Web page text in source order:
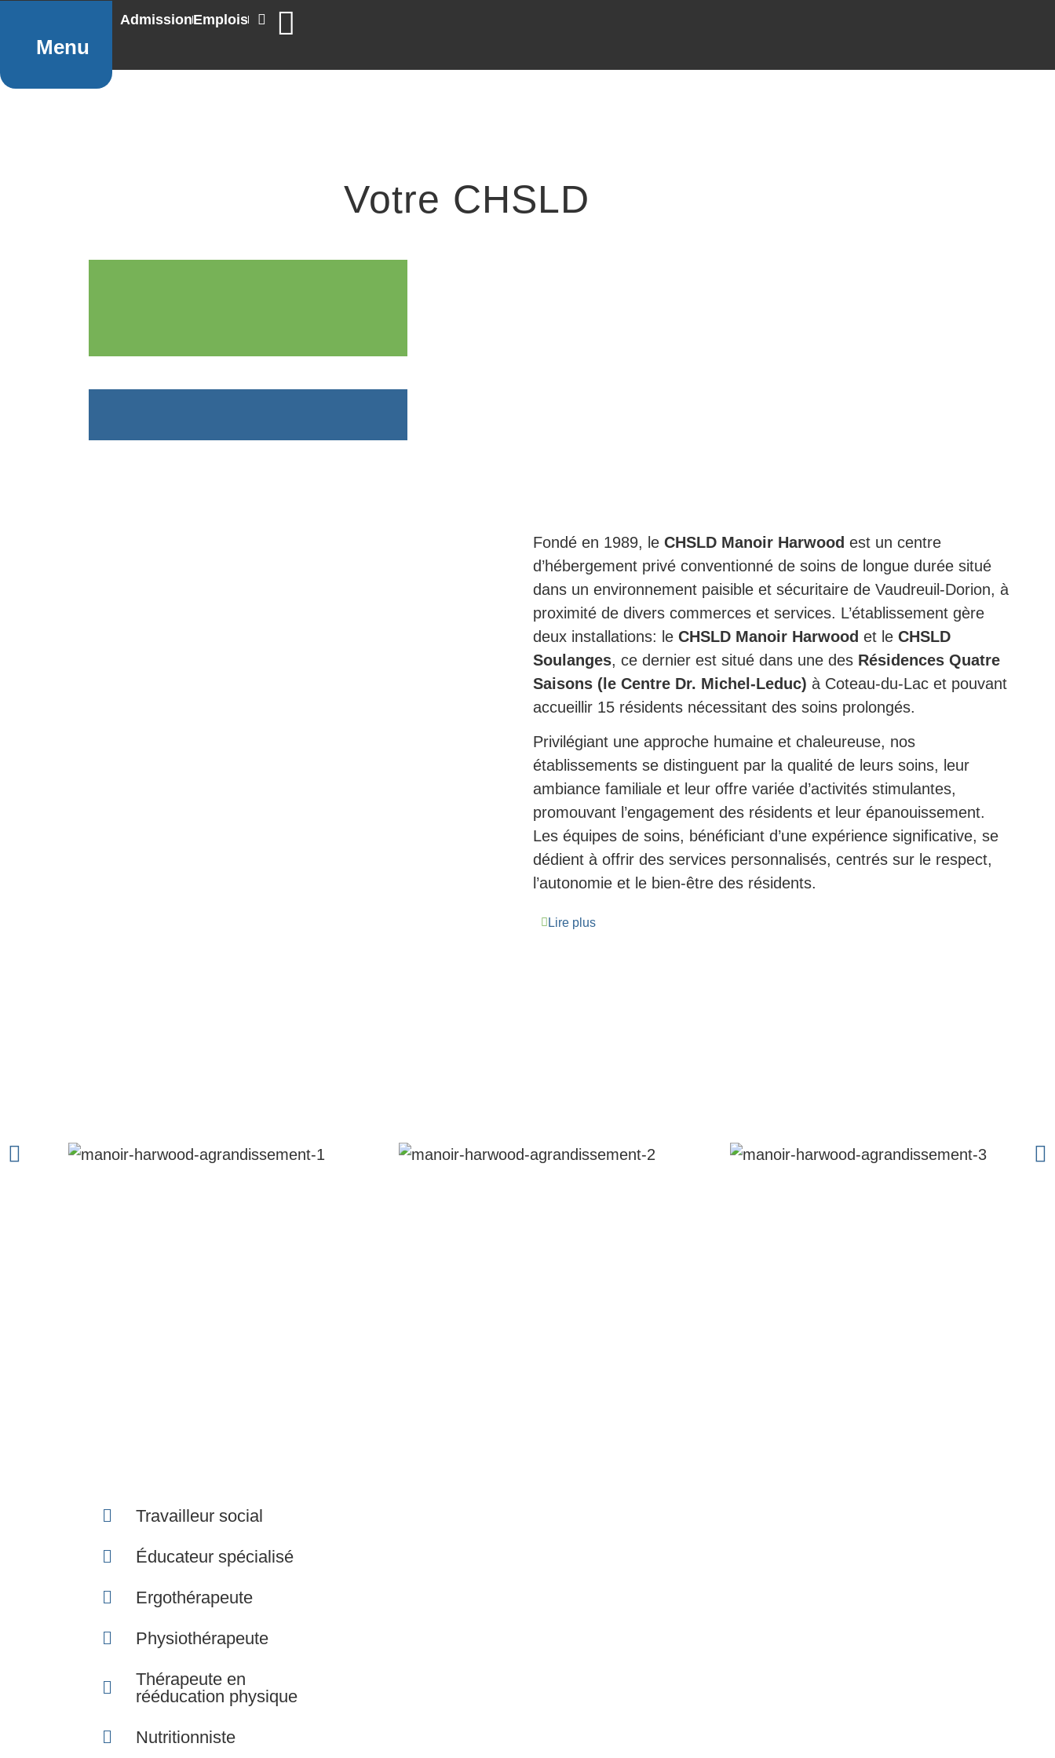
Menu
AdmissionEmplois
Votre CHSLD
Fondé en 1989, leCHSLD Manoir Harwood est un centre
d’hébergement privé conventionné de soins de longue durée situé
dans un environnement paisible et sécuritaire de Vaudreuil-Dorion, à
proximité de divers commerces et services. L’établissement gère
deux installations: leCHSLD Manoir Harwood et leCHSLD
Soulanges, ce dernier est situé dans une des Résidences Quatre
Saisons (le Centre Dr. Michel-Leduc) à Coteau-du-Lac et pouvant
accueillir 15 résidents nécessitant des soins prolongés.
Privilégiant une approche humaine et chaleureuse, nos
établissements se distinguent par la qualité de leurs soins, leur
ambiance familiale et leur offre variée d’activités stimulantes,
promouvant l’engagement des résidents et leur épanouissement.
Les équipes de soins, bénéficiant d’une expérience significative, se
dédient à offrir des services personnalisés, centrés sur le respect,
l’autonomie et le bien-être des résidents.
Lire plus
Travailleur social
Éducateur spécialisé
Ergothérapeute
Physiothérapeute
Thérapeute en
rééducation physique
Nutritionniste